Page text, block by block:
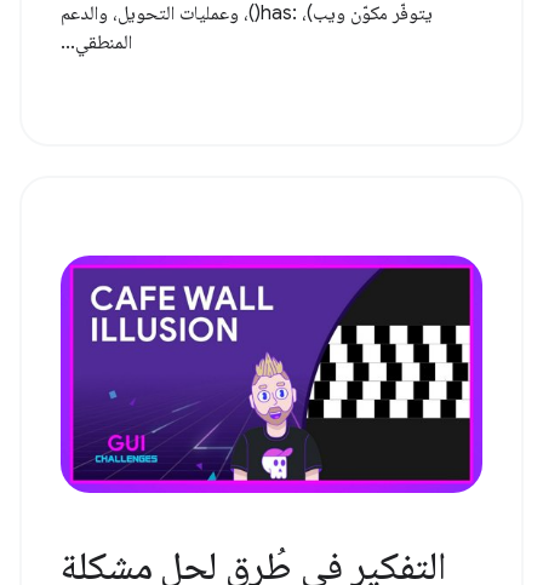
يتوفّر مكوّن ويب)، :has()، وعمليات التحويل، والدعم
المنطقي...
التفكير في طُرق لحل مشكلة